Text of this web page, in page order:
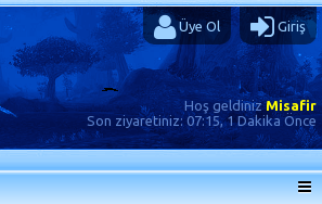
Üye Ol Giriş
Hoş geldinizMisafir
Son ziyaretiniz: 07:15, 1 Dakika Önce